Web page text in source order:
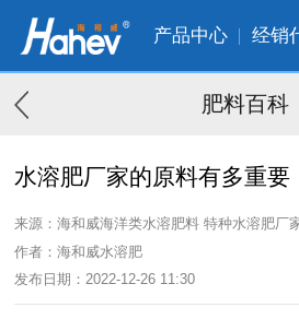
产品中心 经销
肥料百科
水溶肥厂家的原料有多重要
来源：海和威海洋类水溶肥料 特种水溶肥厂
作者：海和威水溶肥
发布日期：2022-12-26 11:30